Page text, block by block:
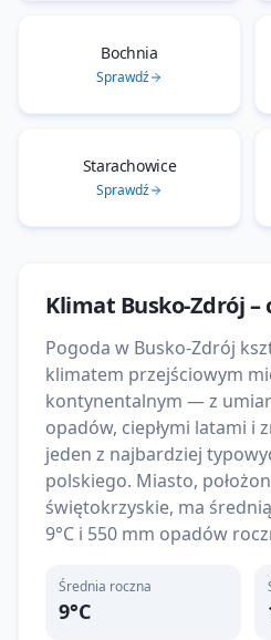
Bochnia
Sprawdź
Starachowice
Sprawdź
Klimat Busko-Zdrój–
Pogoda w Busko-Zdrój
klimatem przejściowym
kontynentalnym — z
opadów, ciepłymi latami i
jeden z najbardziej
polskiego. Miasto,
świętokrzyskie, ma
9°C i 550 mm opadów
Średnia roczna
9°C